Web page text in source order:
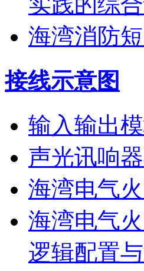
海湾消防
接线示意图
输入输出
声光讯响
海湾电气
海湾电气
逻辑配置